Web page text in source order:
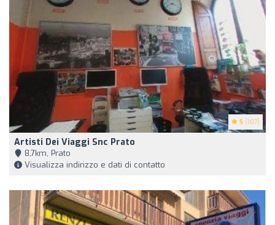
5 (107)
Artisti Dei Viaggi Snc Prato
8,7km, Prato
Visualizza indirizzo e dati di contatto